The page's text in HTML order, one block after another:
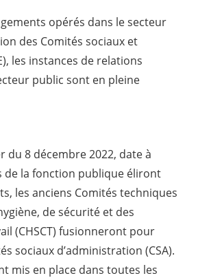
opérés dans le secteur
des Comités sociaux et
les instances de relations
public sont en pleine
du 8 décembre 2022, date à
de la fonction publique éliront
les anciens Comités techniques
de sécurité et des
(CHSCT) fusionneront pour
sociaux d’administration (CSA).
mis en place dans toutes les